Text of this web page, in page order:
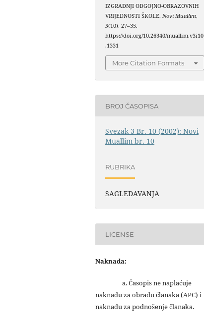
IZGRADNJI ODGOJNO-OBRAZOVNIH
VRIJEDNOSTI ŠKOLE.Novi Muallim,
3(10), 27–35.
https://doi.org/10.26340/muallim.v3i10
.1331
More Citation Formats
BROJ ČASOPISA
Svezak 3 Br. 10 (2002): Novi
Muallim br. 10
RUBRIKA
SAGLEDAVANJA
LICENSE
Naknada:
a. Časopis ne naplaćuje
naknadu za obradu članaka (APC) i
naknadu za podnošenje članaka.